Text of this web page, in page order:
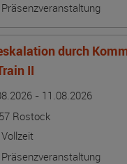
Präsenzveranstaltung
durch
II
- 11.08.2026
Rostock
Vollzeit
Präsenzveranstaltung